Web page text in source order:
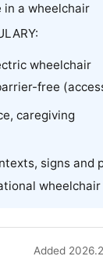
in a wheelchair
wheelchair
free
caregiving
signs
wheelchair
Added